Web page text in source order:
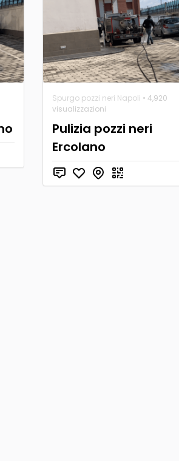
Spurgo pozzi neri Napoli • 4,920
visualizzazioni
Pulizia pozzi neri
Ercolano